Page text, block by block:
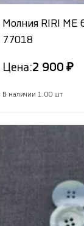
Молния RIRI ME
77018
Цена:2 900 ₽
В наличии 1.00 шт